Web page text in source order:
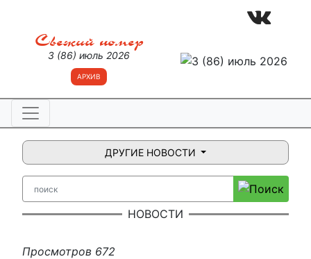
Свежий номер
3 (86) июль 2026
АРХИВ
ДРУГИЕ НОВОСТИ
НОВОСТИ
Просмотров 672